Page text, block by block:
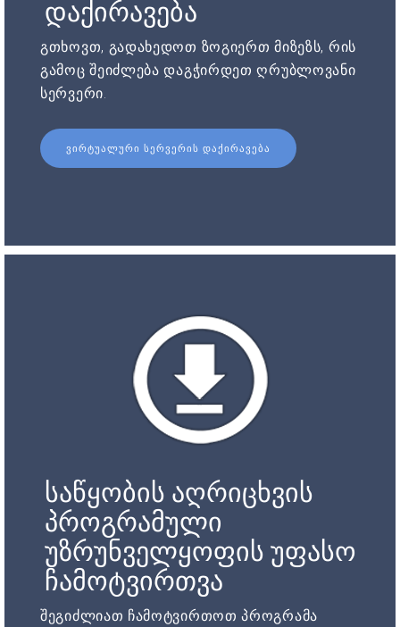
დაქირავება
გთხოვთ, გადახედოთ ზოგიერთ მიზეზს, რის
გამოც შეიძლება დაგჭირდეთ ღრუბლოვანი
სერვერი.
ᲕᲘᲠᲢᲣᲐᲚᲣᲠᲘ ᲡᲔᲠᲕᲔᲠᲘᲡ ᲓᲐᲥᲘᲠᲐᲕᲔᲑᲐ
საწყობის აღრიცხვის
პროგრამული
უზრუნველყოფის უფასო
ჩამოტვირთვა
შეგიძლიათ ჩამოტვირთოთ პროგრამა